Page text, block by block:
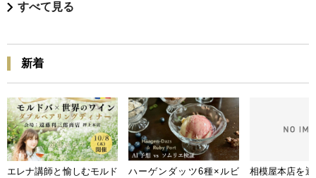
すべて見る
新着
エレナ講師と愉しむモルド
ハーゲンダッツ6種×ルビ
相模屋本店を